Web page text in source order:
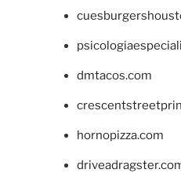
dmtacos.com
hornopizza.com